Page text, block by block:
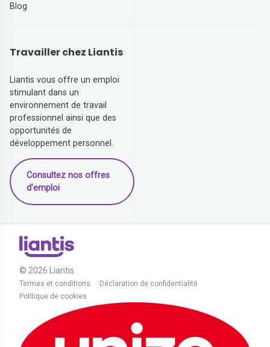
Blog
Travailler chez Liantis
Liantis vous offre un emploi
stimulant dans un
environnement de travail
professionnel ainsi que des
opportunités de
développement personnel.
Consultez nos offres
d’emploi
© 2026 Liantis
Termes et conditions
Déclaration de confidentialité
Politique de cookies